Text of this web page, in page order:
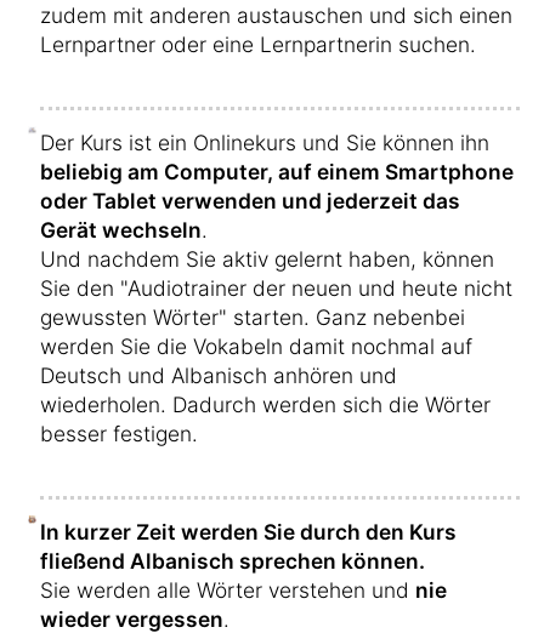
zudem mit anderen austauschen und sich einen
Lernpartner oder eine Lernpartnerin suchen.
Der Kurs ist ein Onlinekurs und Sie können ihn
beliebig am Computer, auf einem Smartphone
oder Tablet verwenden und jederzeit das
Gerät wechseln.
Und nachdem Sie aktiv gelernt haben, können
Sie den "Audiotrainer der neuen und heute nicht
gewussten Wörter" starten. Ganz nebenbei
werden Sie die Vokabeln damit nochmal auf
Deutsch und Albanisch anhören und
wiederholen. Dadurch werden sich die Wörter
besser festigen.
In kurzer Zeit werden Sie durch den Kurs
fließend Albanisch sprechen können.
Sie werden alle Wörter verstehen und nie
wieder vergessen.